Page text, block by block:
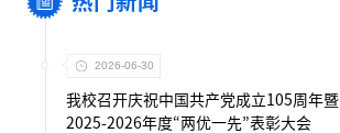
2026-06-30
我校召开庆祝中国共产党成立105周年暨
2025-2026年度“两优一先”表彰大会